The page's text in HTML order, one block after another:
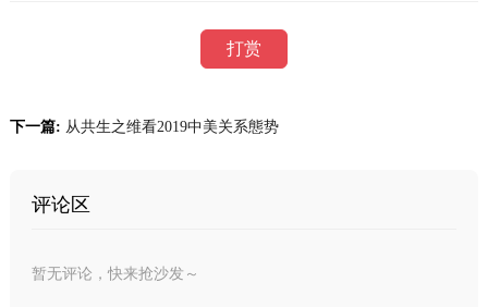
打赏
下一篇: 从共生之维看2019中美关系態势
评论区
暂无评论，快来抢沙发～